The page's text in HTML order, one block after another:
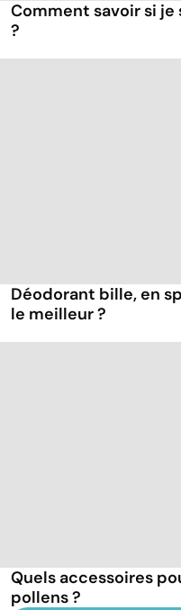
Comment savoir si
?
Déodorant bille, en
le meilleur ?
Quels accessoires
pollens ?